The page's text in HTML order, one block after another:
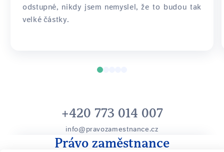
odstupné, nikdy jsem nemyslel, že to budou tak
velké částky.
+420 773 014 007
info@pravozamestnance.cz
Právo zaměstnance